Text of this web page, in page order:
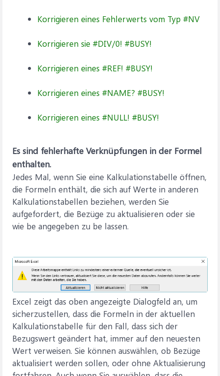
Korrigieren eines Fehlerwerts vom Typ #NV
Korrigieren sie #DIV/0! #BUSY!
Korrigieren eines #REF! #BUSY!
Korrigieren eines #NAME? #BUSY!
Korrigieren eines #NULL! #BUSY!
Es sind fehlerhafte Verknüpfungen in der Formel
enthalten.
Jedes Mal, wenn Sie eine Kalkulationstabelle öffnen,
die Formeln enthält, die sich auf Werte in anderen
Kalkulationstabellen beziehen, werden Sie
aufgefordert, die Bezüge zu aktualisieren oder sie
wie be angegeben zu be lassen.
Excel zeigt das oben angezeigte Dialogfeld an, um
sicherzustellen, dass die Formeln in der aktuellen
Kalkulationstabelle für den Fall, dass sich der
Bezugswert geändert hat, immer auf den neuesten
Wert verweisen. Sie können auswählen, ob Bezüge
aktualisiert werden sollen, oder ohne Aktualisierung